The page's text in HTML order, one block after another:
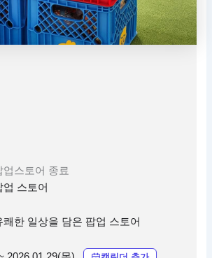
업스토어 종료
스토어
한 일상을 담은 팝업 스토어